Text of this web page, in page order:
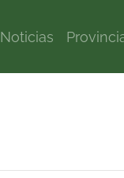
Noticias